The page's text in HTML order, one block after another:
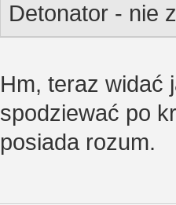
Detonator - nie
Hm, teraz widać
spodziewać po
posiada rozum.